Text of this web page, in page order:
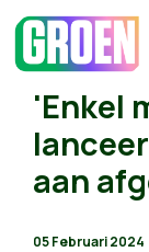
'Enkel
aan
05 Februari 2024